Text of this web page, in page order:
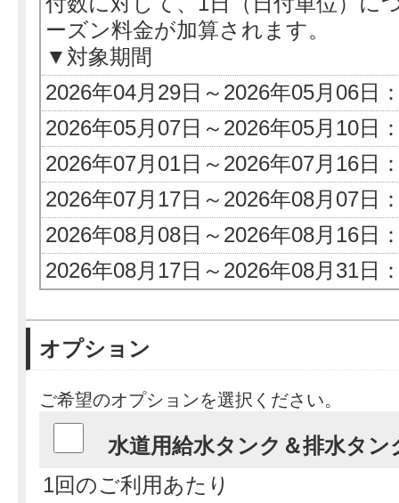
ーズン料金が加算されます。
▼対象期間
2026年04月29日～2026年05月06日
2026年05月07日～2026年05月10日
2026年07月01日～2026年07月16日
2026年07月17日～2026年08月07日
2026年08月08日～2026年08月16日
2026年08月17日～2026年08月31日
オプション
ご希望のオプションを選択ください。
水道用給水タンク＆排水タン
1回のご利用あたり